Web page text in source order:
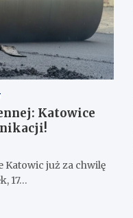
Katowice
Katowic już za chwilę
17…